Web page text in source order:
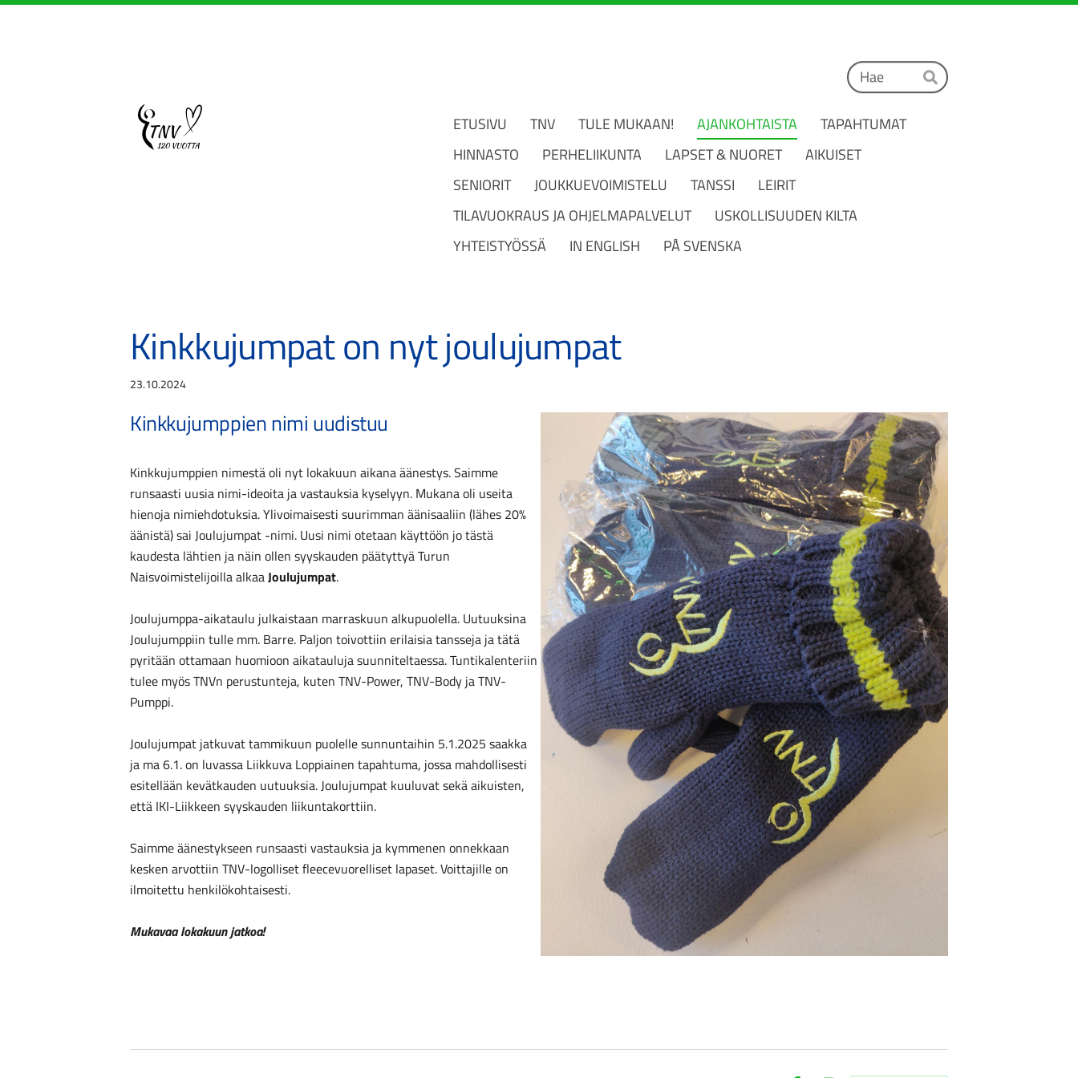
Haku
Hae
Sivuston etusivulle
ETUSIVU TNV TULE MUKAAN! AJANKOHTAISTA
TAPAHTUMAT
HINNASTO
PERHELIIKUNTA LAPSET & NUORET
AIKUISET
SENIORIT
JOUKKUEVOIMISTELU TANSSI
LEIRIT
TILAVUOKRAUS JA OHJELMAPALVELUT
USKOLLISUUDEN KILTA
YHTEISTYÖSSÄ
IN ENGLISH PÅ SVENSKA
Kinkkujumpat on nyt joulujumpat
23.10.2024
Kinkkujumppien nimi uudistuu
Kinkkujumppien nimestä oli nyt lokakuun aikana äänestys. Saimme
runsaasti uusia nimi-ideoita ja vastauksia kyselyyn. Mukana oli useita
hienoja nimiehdotuksia. Ylivoimaisesti suurimman äänisaaliin (lähes 20%
äänistä) sai Joulujumpat -nimi. Uusi nimi otetaan käyttöön jo tästä
kaudesta lähtien ja näin ollen syyskauden päätyttyä Turun
Naisvoimistelijoilla alkaaJoulujumpat.
Joulujumppa-aikataulu julkaistaan marraskuun alkupuolella. Uutuuksina
Joulujumppiin tulle mm. Barre. Paljon toivottiin erilaisia tansseja ja tätä
pyritään ottamaan huomioon aikatauluja suunniteltaessa. Tuntikalenteriin
tulee myös TNVn perustunteja, kuten TNV-Power, TNV-Body ja TNV-
Pumppi.
Joulujumpat jatkuvat tammikuun puolelle sunnuntaihin 5.1.2025 saakka
ja ma 6.1. on luvassa Liikkuva Loppiainen tapahtuma, jossa mahdollisesti
esitellään kevätkauden uutuuksia. Joulujumpat kuuluvat sekä aikuisten,
että IKI-Liikkeen syyskauden liikuntakorttiin.
Saimme äänestykseen runsaasti vastauksia ja kymmenen onnekkaan
kesken arvottiin TNV-logolliset fleecevuorelliset lapaset. Voittajille on
ilmoitettu henkilökohtaisesti.
Mukavaa lokakuun jatkoa!